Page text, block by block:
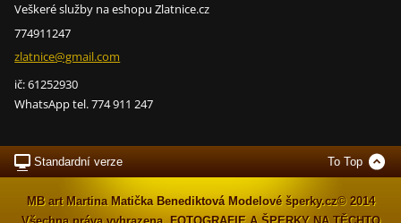
Veškeré služby na eshopu Zlatnice.cz
774911247
zlatnice@gmail.com
ič: 61252930
WhatsApp tel. 774 911 247
Standardní verze To Top
MB art Martina Matička Benediktová Modelové šperky.cz© 2014